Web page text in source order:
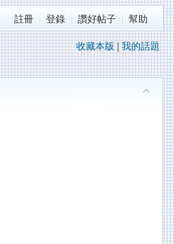
註冊 登錄 讚好帖子 幫助
收藏本版|我的話題